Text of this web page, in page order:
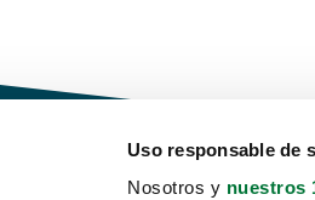
Uso responsable de
Nosotros y nuestros